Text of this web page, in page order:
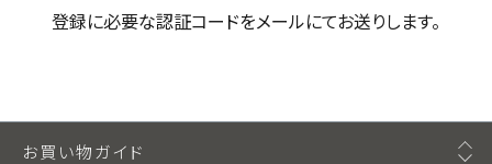
登録に必要な認証コードをメールにてお送りします。
お買い物ガイド